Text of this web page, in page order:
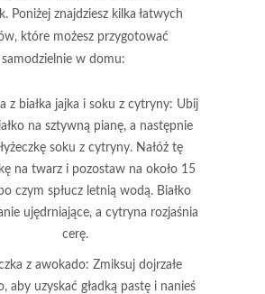
Poniżej znajdziesz kilka łatwych
które możesz przygotować
samodzielnie w domu:
z białka jajka i soku z cytryny: Ubij
na sztywną pianę, a następnie
soku z cytryny. Nałóż tę
na twarz i pozostaw na około 15
czym spłucz letnią wodą. Białko
ujędrniające, a cytryna rozjaśnia
cerę.
z awokado: Zmiksuj dojrzałe
aby uzyskać gładką pastę i nanieś